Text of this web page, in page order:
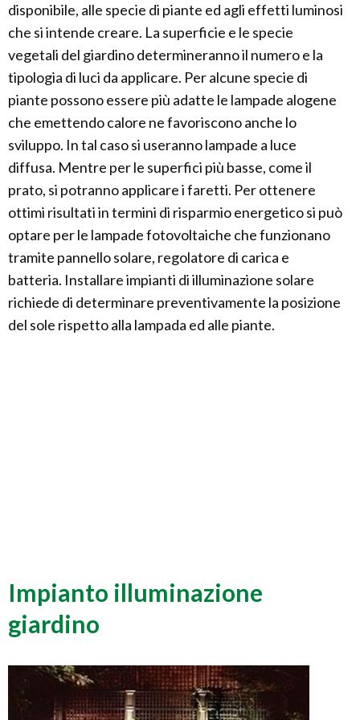
disponibile, alle specie di piante ed agli effetti luminosi
che si intende creare. La superficie e le specie
vegetali del giardino determineranno il numero e la
tipologia di luci da applicare. Per alcune specie di
piante possono essere più adatte le lampade alogene
che emettendo calore ne favoriscono anche lo
sviluppo. In tal caso si useranno lampade a luce
diffusa. Mentre per le superfici più basse, come il
prato, si potranno applicare i faretti. Per ottenere
ottimi risultati in termini di risparmio energetico si può
optare per le lampade fotovoltaiche che funzionano
tramite pannello solare, regolatore di carica e
batteria. Installare impianti di illuminazione solare
richiede di determinare preventivamente la posizione
del sole rispetto alla lampada ed alle piante.
Impianto illuminazione
giardino